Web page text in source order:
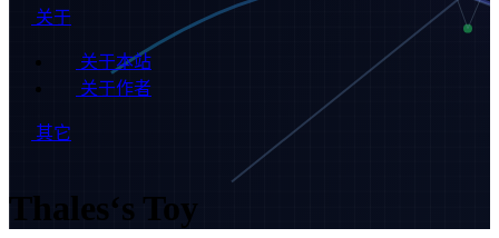
关于
关于本站
关于作者
其它
Thales‘s Toy